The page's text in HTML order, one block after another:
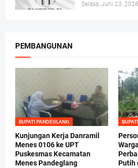
Selasa, Juni 23, 2026
PEMBANGUNAN
BUPATI PANDEGLANG
Kunjungan Kerja Danramil
Menes 0106 ke UPT
Puskesmas Kecamatan
Menes Pandeglang
Putih